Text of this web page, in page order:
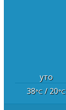
уто
38°C / 20°C